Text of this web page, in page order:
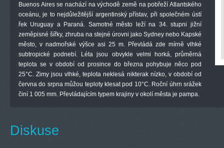
Buenos Aires se nachází na východě země na pobřeží Atlantského
oceánu, je to nejdůležitější argentinský přístav, při společném ústí
řek Uruguay a Paraná. Samotné město leží na 34. stupni jižní
zeměpisné šířky, zhruba na stejné úrovni jako Sydney nebo Kapské
město, v nadmořské výšce asi 25 m. Převládá zde mírně vlhké
subtropické podnebí. Léta jsou obvykle velmi horká, průměrná
teplota se v období od prosince do března pohybuje něco pod
25°C. Zimy jsou vlhké, teplota neklesá nikterak nízko, v období od
června do srpna můžou teploty klesat pod 10°C. Roční úhrn srážek
činí 1 005 mm. Převládajícím typem krajiny v okolí města je pampa.
Diskuse